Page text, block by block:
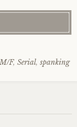
M/F, Serial, spanking